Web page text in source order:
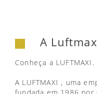
A
Conheça a LUFTMAXI.
A LUFTMAXI , uma